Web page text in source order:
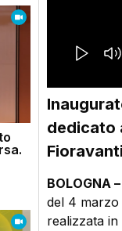
dedicato
Fioravanti
BOLOGNA –
del 4 marzo
realizzata